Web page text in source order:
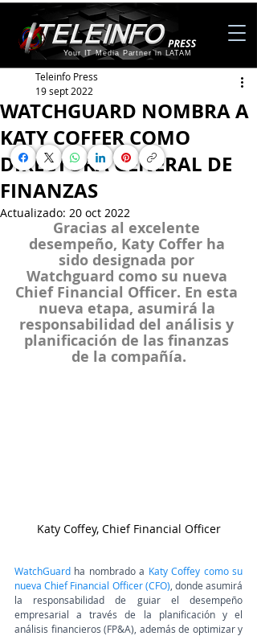
Your IT Media Partner in LATAM
WATCHGUARD NOMBRA A
KATY COFFER COMO
DIRECTORA GENERAL DE
FINANZAS
Teleinfo Press
19 sept 2022
Actualizado: 20 oct 2022
Gracias al excelente
desempeño, Katy Coffer ha
sido designada por
Watchguard como su nueva
Chief Financial Officer. En esta
nueva etapa, asumirá la
responsabilidad del análisis y
planificación de las finanzas
de la compañía.
Katy Coffey, Chief Financial Officer
WatchGuard ha nombrado a Katy Coffey como su
nueva Chief Financial Officer (CFO) , donde asumirá
la responsabilidad de guiar el desempeño
empresarial a través de la planificación y el
análisis financieros (FP&A), además de optimizar y